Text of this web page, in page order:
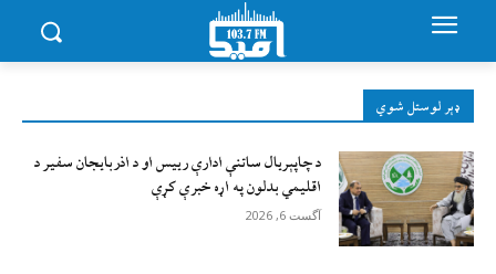
ډېر لوستل شوي
د چاپېریال ساتنې ادارې رییس او د اذربایجان سفیر د
اقلیمي بدلون په اړه خبرې کړې
آگست 6, 2026